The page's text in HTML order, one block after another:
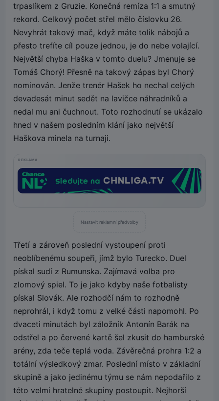
trpaslíkem z Gruzie. Konečná remíza 1:1 a smutný
rekord. Celkový počet střel mělo číslovku 26.
Nevyhrát takový mač, když máte tolik nábojů a
přesto trefíte cíl pouze jednou, je do nebe volající.
Největší chyba Haška v tomto duelu? Jmenuje se
Tomáš Chorý! Přesně na takový zápas byl Chorý
nominován. Jenže trenér Hašek ho nechal celých
devadesát minut sedět na lavičce náhradníků a
nedal mu ani čuchnout. Toto rozhodnutí se ukázalo
hned v našem posledním klání jako největší
Haškova minela na turnaji.
REKLAMA
Nastavit reklamní předvolby
Třetí a zároveň poslední vystoupení proti
neoblíbenému soupeři, jímž bylo Turecko. Duel
pískal sudí z Rumunska. Zajímavá volba pro
zlomový spiel. To je jako kdyby naše fotbalisty
pískal Slovák. Ale rozhodčí nám to rozhodně
neprohrál, i když tomu z velké části napomohl. Po
dvaceti minutách byl záložník Antonín Barák na
odstřel a po červené kartě šel zkusit do hamburské
arény, zda teče teplá voda. Závěrečná prohra 1:2 a
totální výsledkový zmar. Poslední místo v základní
skupině a jako jedinému týmu se nám nepodařilo z
této velmi hratelné skupiny postoupit. Nejhorší